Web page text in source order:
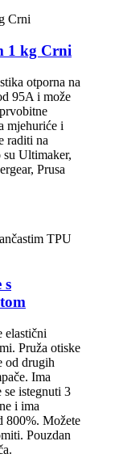
1 kg Crni
otporna na
95A i može
mjehuriće i
raditi na
Ultimaker,
Prusa
s
elastični
Pruža otiske
od drugih
Ima
istegnuti 3
i ima
800%. Možete
Pouzdan